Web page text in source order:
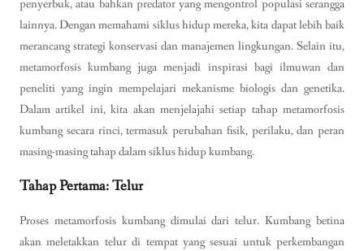
penyerbuk, atau bahkan predator yang mengontrol populasi serangga
lainnya. Dengan memahami siklus hidup mereka, kita dapat lebih baik
merancang strategi konservasi dan manajemen lingkungan. Selain itu,
metamorfosis kumbang juga menjadi inspirasi bagi ilmuwan dan
peneliti yang ingin mempelajari mekanisme biologis dan genetika.
Dalam artikel ini, kita akan menjelajahi setiap tahap metamorfosis
kumbang secara rinci, termasuk perubahan fisik, perilaku, dan peran
masing-masing tahap dalam siklus hidup kumbang.
Tahap Pertama: Telur
Proses metamorfosis kumbang dimulai dari telur. Kumbang betina
akan meletakkan telur di tempat yang sesuai untuk perkembangan